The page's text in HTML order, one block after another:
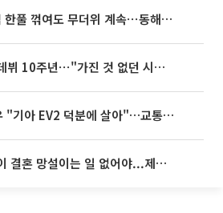
[내일 날씨] 폭염 한풀 꺾여도 무더위 계속⋯동해안 이틀 연속 비
임영웅, 어느덧 데뷔 10주년⋯"가진 것 없던 시절, 내 앞엔 20명의 팬뿐"
'굿 윌 헌팅' 배우 "기아 EV2 덕분에 살아"…교통사고 후 안전성 극찬
李대통령 “청년이 결혼 망설이는 일 없어야...제도상 불이익 조사”